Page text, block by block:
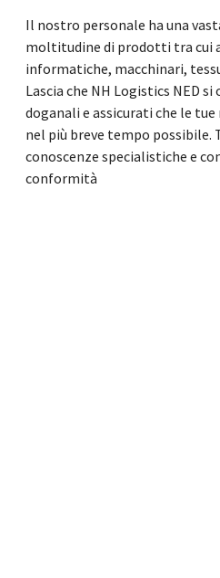
Il nostro personale ha una
moltitudine di prodotti tra cui
informatiche, macchinari,
Lascia che NH Logistics NED
doganali e assicurati che le
nel più breve tempo possibile.
conoscenze specialistiche e
conformità